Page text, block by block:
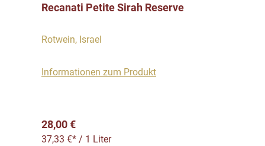
Recanati Petite Sirah Reserve
Rotwein, Israel
Informationen zum Produkt
Regulärer Preis:
28,00 €
37,33 €* / 1 Liter